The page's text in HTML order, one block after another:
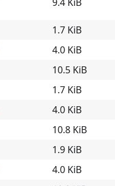
1.7 KiB
4.0 KiB
10.5 KiB
1.7 KiB
4.0 KiB
10.8 KiB
1.9 KiB
4.0 KiB